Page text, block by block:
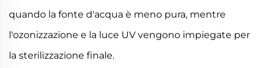
quando la fonte d'acqua è meno pura, mentre
l'ozonizzazione e la luce UV vengono impiegate per
la sterilizzazione finale.